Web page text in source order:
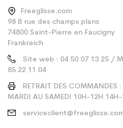
Freeglisse.com
98 B rue des champs plans
74800 Saint-Pierre en Faucigny
Frankreich
Site web : 04 50 07 13 25 /
85 22 11 04
RETRAIT DES COMMANDES
MARDI AU SAMEDI 10H-12H 14H-